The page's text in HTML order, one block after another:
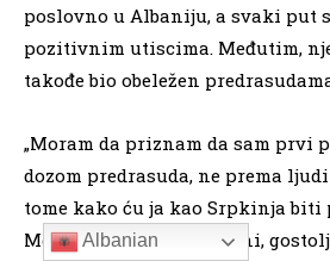
poslovno u Albaniju, a svaki put
pozitivnim utiscima. Međutim,
takođe bio obeležen
„Moram da priznam da sam prvi
dozom predrasuda, ne prema
tome kako ću ja kao Srpkinja biti
Međutim ljudi su predivni,
Albanian